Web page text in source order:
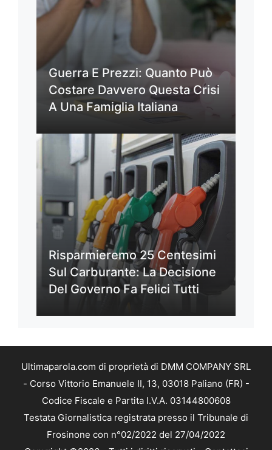
Guerra E Prezzi: Quanto Può
Costare Davvero Questa Crisi
A Una Famiglia Italiana
Risparmieremo 25 Centesimi
Sul Carburante: La Decisione
Del Governo Fa Felici Tutti
Ultimaparola.com di proprietà di DMM COMPANY SRL
- Corso Vittorio Emanuele II, 13, 03018 Paliano (FR) -
Codice Fiscale e Partita I.V.A. 03144800608
Testata Giornalistica registrata presso il Tribunale di
Frosinone con n°02/2022 del 27/04/2022